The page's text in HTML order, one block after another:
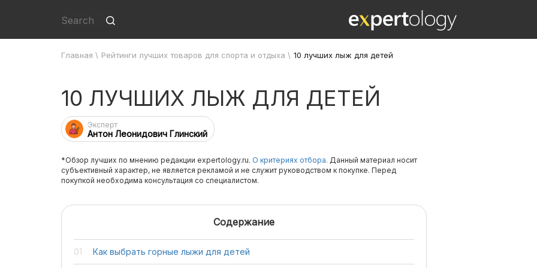
Главная \ Рейтинги лучших товаров для спорта и отдыха \ 10 лучших лыж для детей
10 ЛУЧШИХ ЛЫЖ ДЛЯ ДЕТЕЙ
Эксперт
Антон Леонидович Глинский
*Обзор лучших по мнению редакции expertology.ru. О критериях отбора. Данный материал носит
субъективный характер, не является рекламой и не служит руководством к покупке. Перед
покупкой необходима консультация со специалистом.
Содержание
Как выбрать горные лыжи для детей